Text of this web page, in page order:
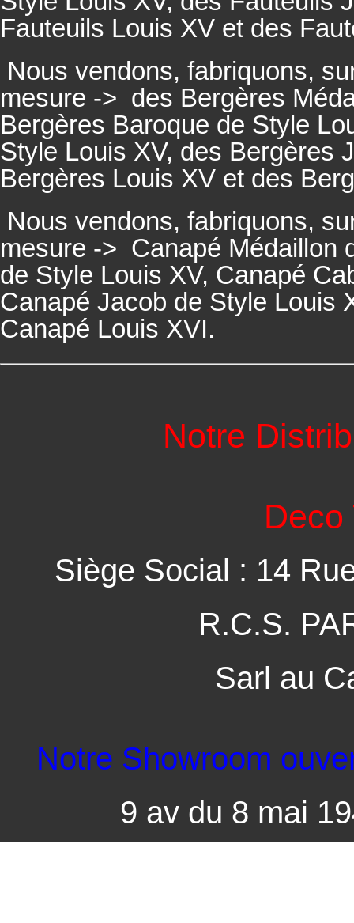
Fauteuils Louis XV et des
Nous vendons, fabriquons,
mesure -> des Bergères
Bergères Baroque de Style
Style Louis XV, des Bergères
Bergères Louis XV et des
Nous vendons, fabriquons,
mesure -> Canapé Médaillon
de Style Louis XV, Canapé
Canapé Jacob de Style Louis
Canapé Louis XVI.
Notre
Deco
Siège Social : 14
R.C.S.
Sarl au
Notre Showroom
9 av du 8 mai